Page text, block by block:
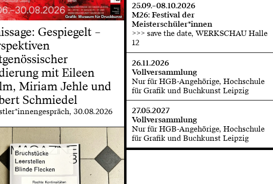
Grafik: Museum für Druckkunst
Grafik: Museum für Druckkunst
Gespiegelt –
mit Eileen
Miriam Jehle und
Schmiedel
30.08.2026
25.09.–08.10.2026
M26: Festival der
Meisterschüler*innen
>>> save the date, WERKSCHAU Halle
12
26.11.2026
Vollversammlung
Nur für HGB-Angehörige, Hochschule
für Grafik und Buchkunst Leipzig
27.05.2027
Vollversammlung
Nur für HGB-Angehörige, Hochschule
für Grafik und Buchkunst Leipzig